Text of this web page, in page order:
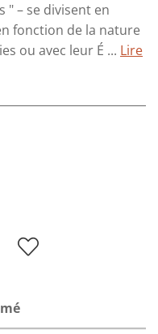
" – se divisent en
fonction de la nature
ou avec leur É ... Lire